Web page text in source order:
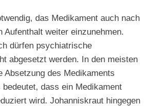
das Medikament auch nach
Aufenthalt weiter einzunehmen.
dürfen psychiatrische
abgesetzt werden. In den meisten
Absetzung des Medikaments
dass ein Medikament
wird. Johanniskraut hingegen